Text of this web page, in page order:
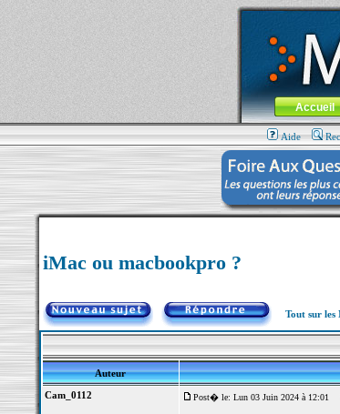
MacBook-fr.com : 100%
Aller au contenu-
Menu général
Accueil
Aide
iMac ou macbookpro ?
Tout sur les
Auteur
Cam_0112
Post� le: Lun 03 Juin 2024 à 12:01